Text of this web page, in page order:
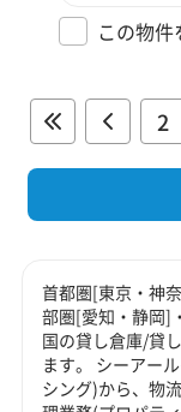
この物件
2
首都圏[東京・神
部圏[愛知・静岡]
国の貸し倉庫/貸
ます。 シーアー
シング)から、物